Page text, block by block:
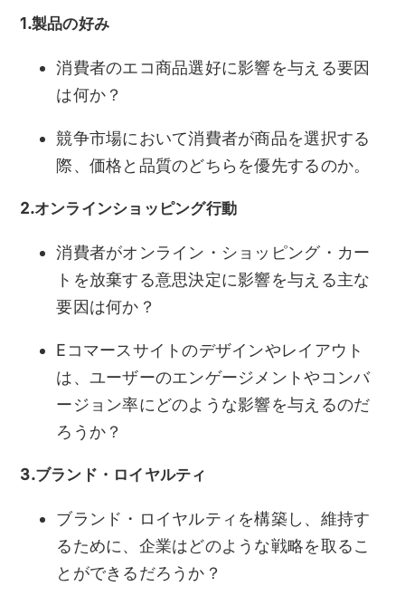
1.製品の好み
消費者のエコ商品選好に影響を与える要因
は何か？
競争市場において消費者が商品を選択する
際、価格と品質のどちらを優先するのか。
2.オンラインショッピング行動
消費者がオンライン・ショッピング・カー
トを放棄する意思決定に影響を与える主な
要因は何か？
Eコマースサイトのデザインやレイアウト
は、ユーザーのエンゲージメントやコンバ
ージョン率にどのような影響を与えるのだ
ろうか？
3.ブランド・ロイヤルティ
ブランド・ロイヤルティを構築し、維持す
るために、企業はどのような戦略を取るこ
とができるだろうか？